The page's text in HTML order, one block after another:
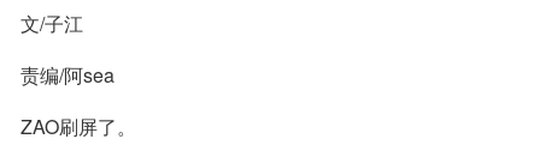
文/子江
责编/阿sea
ZAO刷屏了。